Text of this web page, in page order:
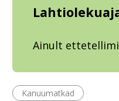
Ainult
Kanuumatkad